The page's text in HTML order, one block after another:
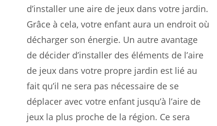
d’installer une aire de jeux dans votre jardin.
Grâce à cela, votre enfant aura un endroit où
décharger son énergie. Un autre avantage
de décider d’installer des éléments de l’aire
de jeux dans votre propre jardin est lié au
fait qu’il ne sera pas nécessaire de se
déplacer avec votre enfant jusqu’à l’aire de
jeux la plus proche de la région. Ce sera